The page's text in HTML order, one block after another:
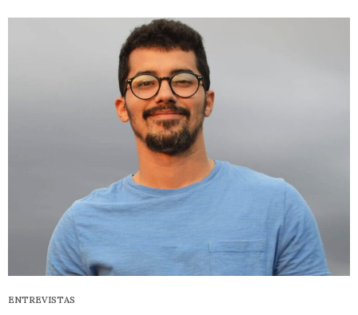
ENTREVISTAS